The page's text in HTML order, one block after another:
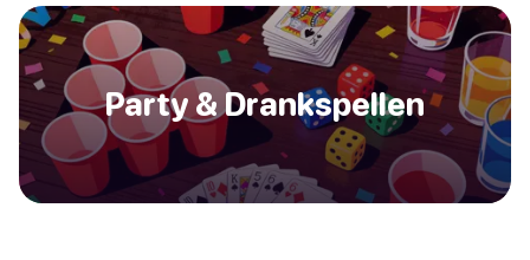
Party & Drankspellen